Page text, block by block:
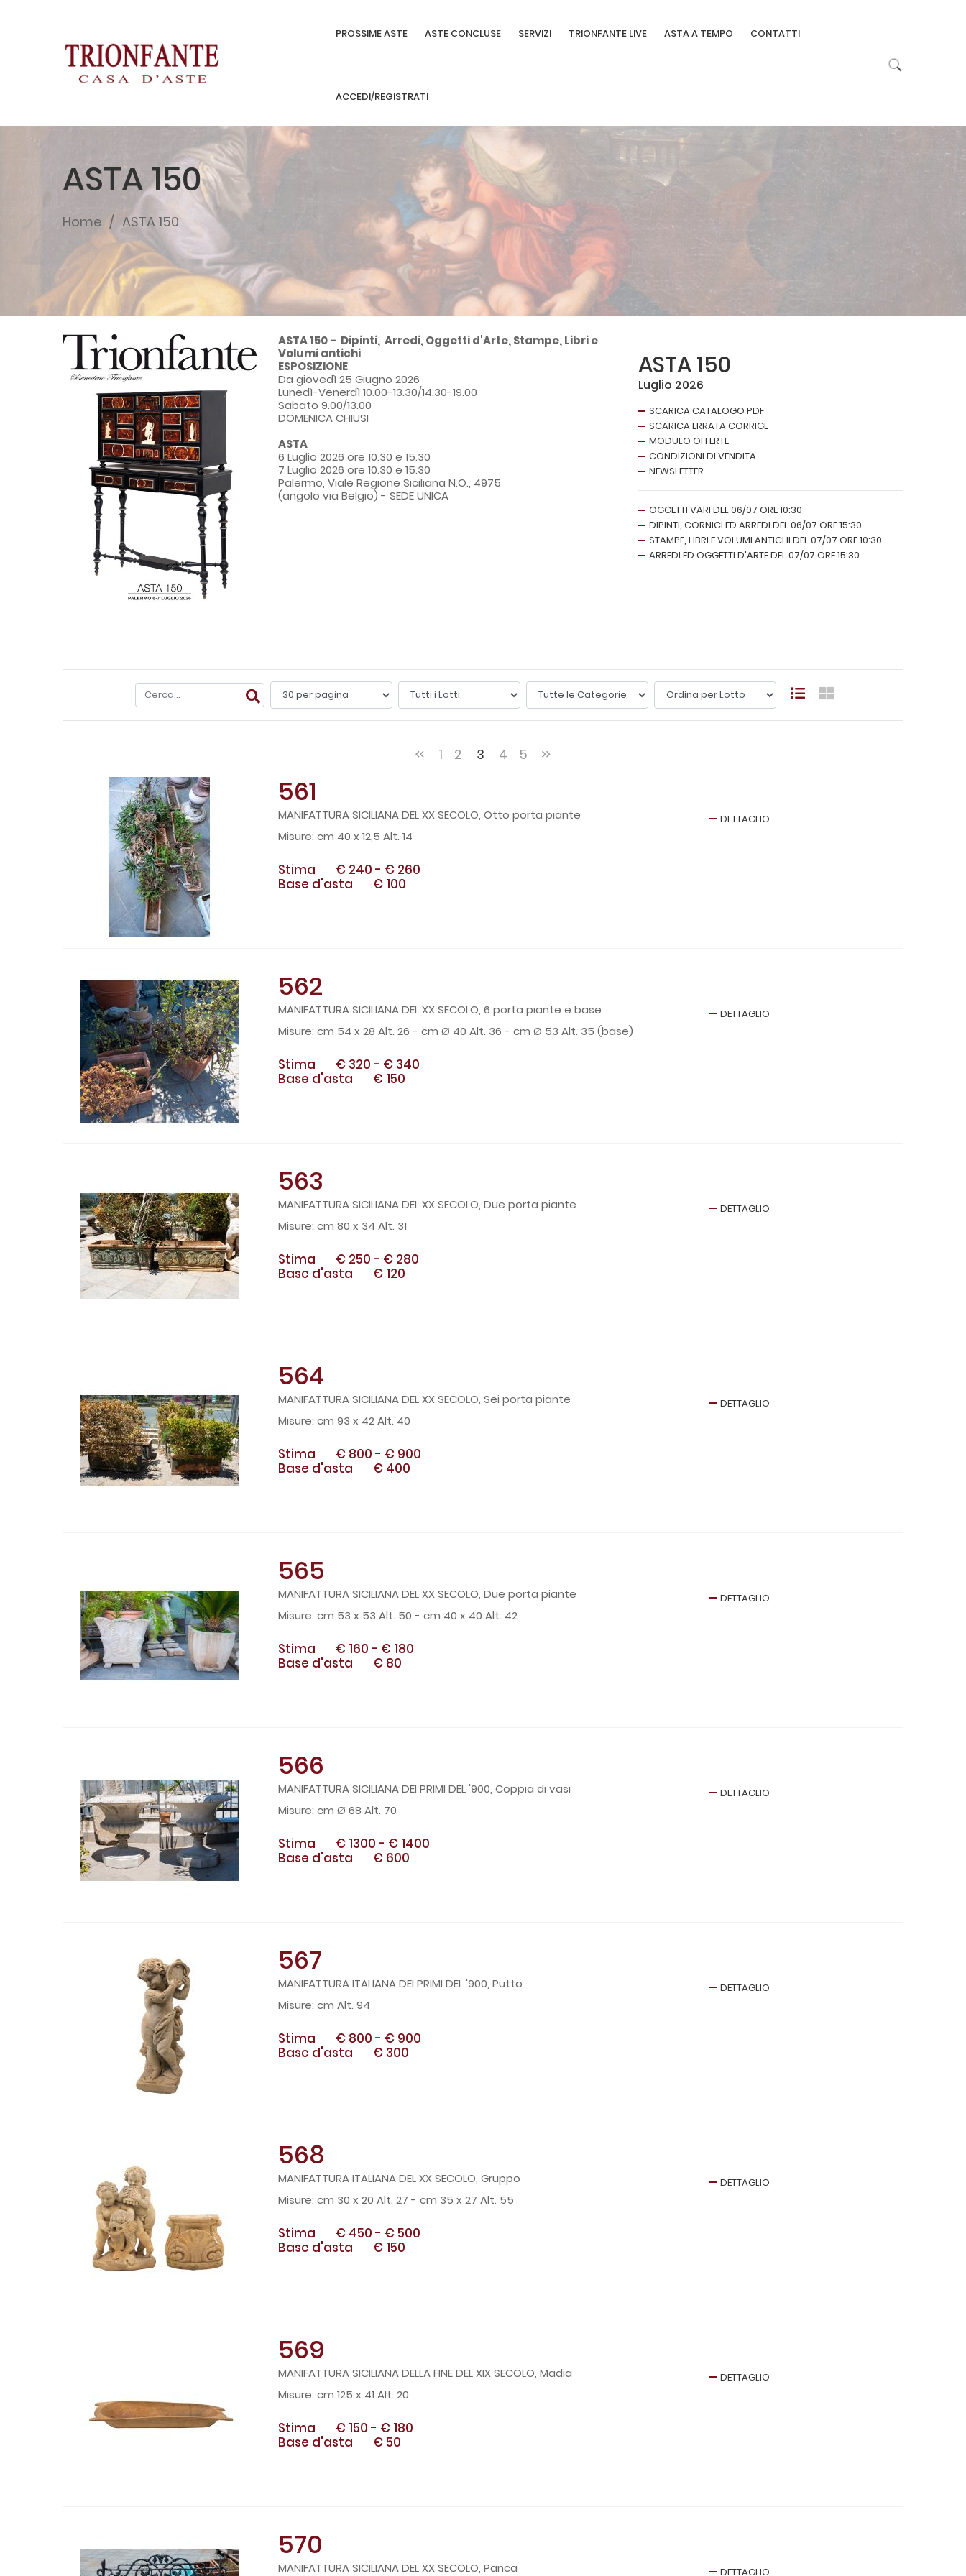
PROSSIME ASTE ASTE CONCLUSE SERVIZI TRIONFANTE LIVE ASTA A TEMPO CONTATTI
ACCEDI/REGISTRATI
ASTA 150
Home ASTA 150
ASTA 150 -  Dipinti,  Arredi, Oggetti d'Arte, Stampe, Libri e
Volumi antichi
ESPOSIZIONE
Da giovedì 25 Giugno 2026
Lunedì-Venerdì 10.00-13.30/14.30-19.00
Sabato 9.00/13.00
DOMENICA CHIUSI
ASTA
6 Luglio 2026 ore 10.30 e 15.30
7 Luglio 2026 ore 10.30 e 15.30
Palermo, Viale Regione Siciliana N.O., 4975
(angolo via Belgio) - SEDE UNICA
ASTA 150
Luglio 2026
SCARICA CATALOGO PDF
SCARICA ERRATA CORRIGE
MODULO OFFERTE
CONDIZIONI DI VENDITA
NEWSLETTER
OGGETTI VARI DEL 06/07 ORE 10:30
DIPINTI, CORNICI ED ARREDI DEL 06/07 ORE 15:30
STAMPE, LIBRI E VOLUMI ANTICHI DEL 07/07 ORE 10:30
ARREDI ED OGGETTI D'ARTE DEL 07/07 ORE 15:30
1 2 3 4 5
561
MANIFATTURA SICILIANA DEL XX SECOLO, Otto porta piante
cm 40 x 12,5 Alt. 14
Stima € 240 - € 260
Base d'asta
€ 100
DETTAGLIO
562
MANIFATTURA SICILIANA DEL XX SECOLO, 6 porta piante e base
cm 54 x 28 Alt. 26 - cm Ø 40 Alt. 36 - cm Ø 53 Alt. 35 (base)
Stima € 320 - € 340
Base d'asta
€ 150
DETTAGLIO
563
MANIFATTURA SICILIANA DEL XX SECOLO, Due porta piante
cm 80 x 34 Alt. 31
Stima € 250 - € 280
Base d'asta
€ 120
DETTAGLIO
564
MANIFATTURA SICILIANA DEL XX SECOLO, Sei porta piante
cm 93 x 42 Alt. 40
Stima € 800 - € 900
Base d'asta
€ 400
DETTAGLIO
565
MANIFATTURA SICILIANA DEL XX SECOLO, Due porta piante
cm 53 x 53 Alt. 50 - cm 40 x 40 Alt. 42
Stima € 160 - € 180
Base d'asta
€ 80
DETTAGLIO
566
MANIFATTURA SICILIANA DEI PRIMI DEL '900, Coppia di vasi
cm Ø 68 Alt. 70
Stima € 1300 - € 1400
Base d'asta
€ 600
DETTAGLIO
567
MANIFATTURA ITALIANA DEI PRIMI DEL '900, Putto
cm Alt. 94
Stima € 800 - € 900
Base d'asta
€ 300
DETTAGLIO
568
MANIFATTURA ITALIANA DEL XX SECOLO, Gruppo
cm 30 x 20 Alt. 27 - cm 35 x 27 Alt. 55
Stima € 450 - € 500
Base d'asta
€ 150
DETTAGLIO
569
MANIFATTURA SICILIANA DELLA FINE DEL XIX SECOLO, Madia
cm 125 x 41 Alt. 20
Stima € 150 - € 180
Base d'asta
€ 50
DETTAGLIO
570
MANIFATTURA SICILIANA DEL XX SECOLO, Panca DETTAGLIO